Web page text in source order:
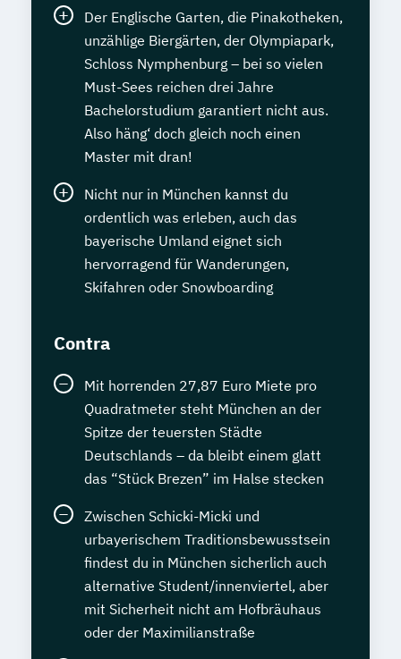
Sprachdiplom "Cambridge English:
Proficiency (CPE)" - C2
Staatlich geprüfte*r Übersetzer*in Englisch
Staatlich geprüfte*r Übersetzer*in
Französisch
Staatlich geprüfte*r Übersetzer*in
Spanisch
Statistik kompakt
Systems Engineering Manager*in
Talent Manager*in Technical Manager*in
Techniker*in Concept Engineering
Techniker*in Maschinenbau
Technische*r Einkäufer*in
Usability und UX Expert*in
Volkwirtschaftslehre kompakt
Wechseljahremanager*in
Werkstoffkunde Grundlagen
Wirtschaftsinformatik kompakt
Wirtschaftsingenieurwesen
Wirtschaftsmathematik kompakt
Wirtschaftspsycholog*in Ökonom*in
Übersetzen von allgemeinsprachlichen
Texten Englisch-Deutsch
Der Englische Garten, die Pinakotheken,
unzählige Biergärten, der Olympiapark,
Schloss Nymphenburg – bei so vielen
Must-Sees reichen drei Jahre
Bachelorstudium garantiert nicht aus.
Also häng‘ doch gleich noch einen
Master mit dran!
Nicht nur in München kannst du
ordentlich was erleben, auch das
bayerische Umland eignet sich
hervorragend für Wanderungen,
Skifahren oder Snowboarding
Contra
Mit horrenden 27,87 Euro Miete pro
Quadratmeter steht München an der
Spitze der teuersten Städte
Deutschlands – da bleibt einem glatt
das “Stück Brezen” im Halse stecken
Zwischen Schicki-Micki und
urbayerischem Traditionsbewusstsein
findest du in München sicherlich auch
alternative Student/innenviertel, aber
mit Sicherheit nicht am Hofbräuhaus
oder der Maximilianstraße